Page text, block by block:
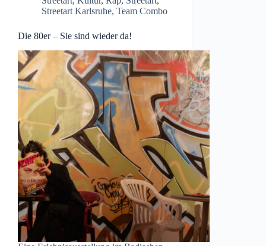
Streetart Karlsruhe, Team Combo
Die 80er – Sie sind wieder da!